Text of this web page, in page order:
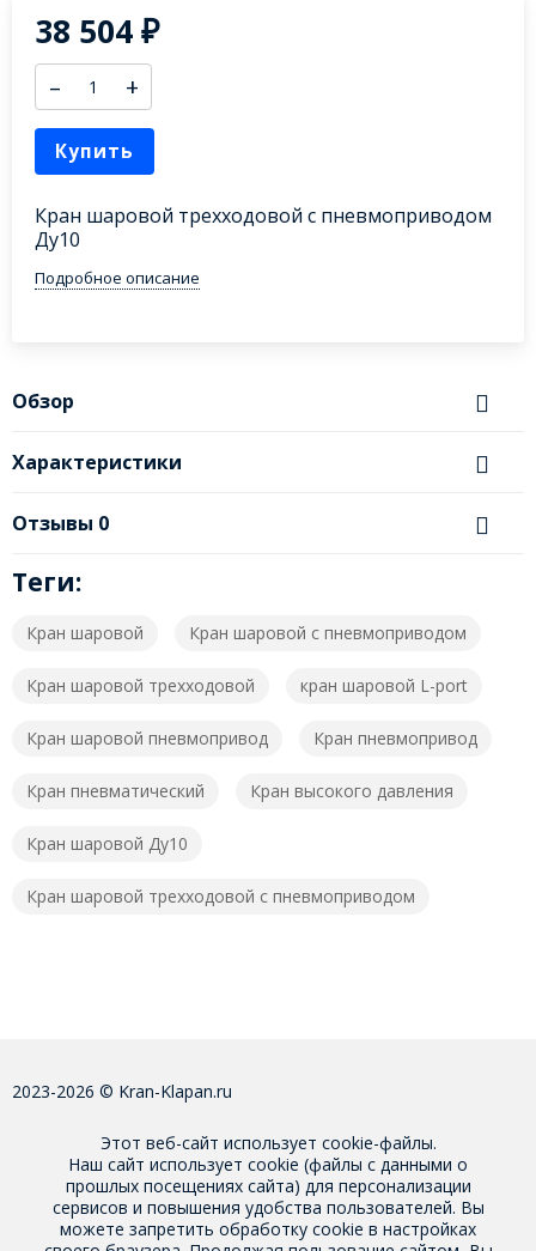
38 504₽
– +
Купить
Кран шаровой трехходовой с пневмоприводом
Ду10
Подробное описание
Обзор
Характеристики
Отзывы 0
Теги:
Кран шаровой Кран шаровой с пневмоприводом
Кран шаровой трехходовой кран шаровой L-port
Кран шаровой пневмопривод Кран пневмопривод
Кран пневматический Кран высокого давления
Кран шаровой Ду10
Кран шаровой трехходовой с пневмоприводом
2023-2026 © Kran-Klapan.ru
Этот веб-сайт использует cookie-файлы.
Наш сайт использует cookie (файлы с данными о
прошлых посещениях сайта) для персонализации
сервисов и повышения удобства пользователей. Вы
можете запретить обработку cookie в настройках